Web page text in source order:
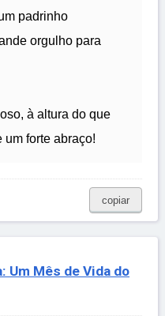
padrinho
orgulho para
à altura do que
forte abraço!
copiar
Um Mês de Vida do